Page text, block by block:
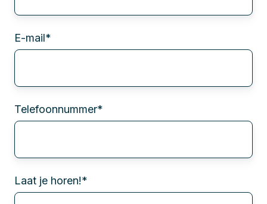
E-mail*
Telefoonnummer*
Laat je horen!*